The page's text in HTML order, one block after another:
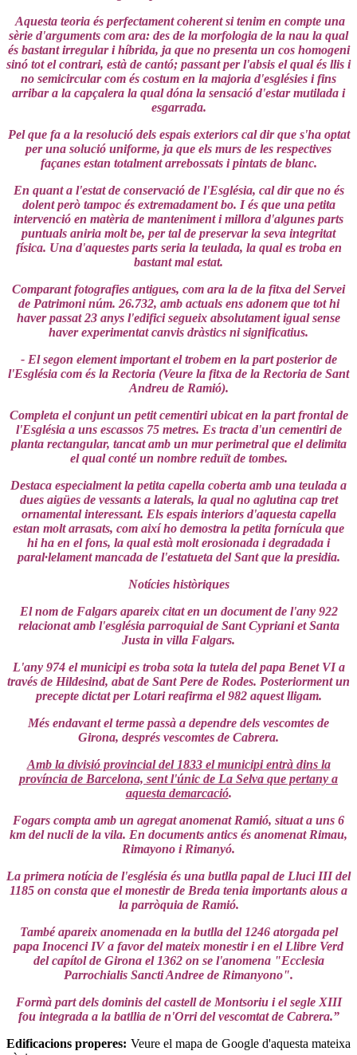
Aquesta teoria és perfectament coherent si tenim en compte una
sèrie d'arguments com ara: des de la morfologia de la nau la qual
és bastant irregular i híbrida, ja que no presenta un cos homogeni
sinó tot el contrari, està de cantó; passant per l'absis el qual és llis i
no semicircular com és costum en la majoria d'esglésies i fins
arribar a la capçalera la qual dóna la sensació d'estar mutilada i
esgarrada.
Pel que fa a la resolució dels espais exteriors cal dir que s'ha optat
per una solució uniforme, ja que els murs de les respectives
façanes estan totalment arrebossats i pintats de blanc.
En quant a l'estat de conservació de l'Església, cal dir que no és
dolent però tampoc és extremadament bo. I és que una petita
intervenció en matèria de manteniment i millora d'algunes parts
puntuals aniria molt be, per tal de preservar la seva integritat
física. Una d'aquestes parts seria la teulada, la qual es troba en
bastant mal estat.
Comparant fotografies antigues, com ara la de la fitxa del Servei
de Patrimoni núm. 26.732, amb actuals ens adonem que tot hi
haver passat 23 anys l'edifici segueix absolutament igual sense
haver experimentat canvis dràstics ni significatius.
- El segon element important el trobem en la part posterior de
l'Església com és la Rectoria (Veure la fitxa de la Rectoria de Sant
Andreu de Ramió).
Completa el conjunt un petit cementiri ubicat en la part frontal de
l'Església a uns escassos 75 metres. Es tracta d'un cementiri de
planta rectangular, tancat amb un mur perimetral que el delimita
el qual conté un nombre reduït de tombes.
Destaca especialment la petita capella coberta amb una teulada a
dues aigües de vessants a laterals, la qual no aglutina cap tret
ornamental interessant. Els espais interiors d'aquesta capella
estan molt arrasats, com així ho demostra la petita fornícula que
hi ha en el fons, la qual està molt erosionada i degradada i
paral·lelament mancada de l'estatueta del Sant que la presidia.
Notícies històriques
El nom de Falgars apareix citat en un document de l'any 922
relacionat amb l'església parroquial de Sant Cypriani et Santa
Justa in villa Falgars.
L'any 974 el municipi es troba sota la tutela del papa Benet VI a
través de Hildesind, abat de Sant Pere de Rodes. Posteriorment un
precepte dictat per Lotari reafirma el 982 aquest lligam.
Més endavant el terme passà a dependre dels vescomtes de
Girona, després vescomtes de Cabrera.
Amb la divisió provincial del 1833 el municipi entrà dins la
província de Barcelona, sent l'únic de La Selva que pertany a
aquesta demarcació.
Fogars compta amb un agregat anomenat Ramió, situat a uns 6
km del nucli de la vila. En documents antics és anomenat Rimau,
Rimayono i Rimanyó.
La primera notícia de l'església és una butlla papal de Lluci III del
1185 on consta que el monestir de Breda tenia importants alous a
la parròquia de Ramió.
També apareix anomenada en la butlla del 1246 atorgada pel
papa Inocenci IV a favor del mateix monestir i en el Llibre Verd
del capítol de Girona el 1362 on se l'anomena "Ecclesia
Parrochialis Sancti Andree de Rimanyono".
Formà part dels dominis del castell de Montsoriu i el segle XIII
fou integrada a la batllia de n'Orri del vescomtat de Cabrera.”
Edificacions properes: Veure el mapa de Google d'aquesta mateixa